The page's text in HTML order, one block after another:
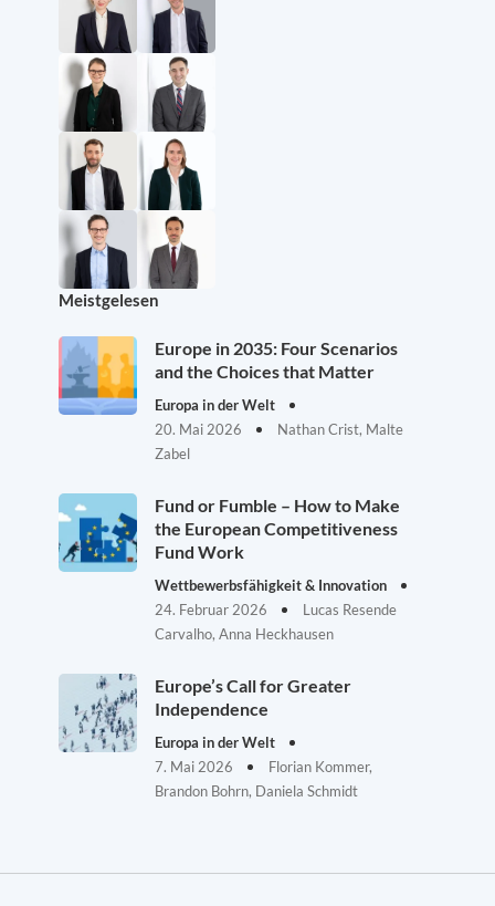
Meistgelesen
Europe in 2035: Four Scenarios
and the Choices that Matter
Europa in der Welt
20. Mai 2026
Nathan Crist, Malte
Zabel
Fund or Fumble – How to Make
the European Competitiveness
Fund Work
Wettbewerbsfähigkeit & Innovation
24. Februar 2026
Lucas Resende
Carvalho, Anna Heckhausen
Europe’s Call for Greater
Independence
Europa in der Welt
7. Mai 2026
Florian Kommer,
Brandon Bohrn, Daniela Schmidt